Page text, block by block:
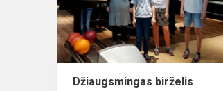
Džiaugsmingas birželis